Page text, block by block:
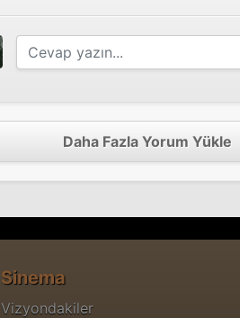
Daha Fazla Yorum Yükle
Sinema
Vizyondakiler